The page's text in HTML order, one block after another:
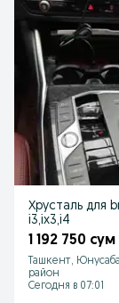
Хрусталь для
i3,ix3,i4
1 192 750 сум
Ташкент,
район
Сегодня в 07:01